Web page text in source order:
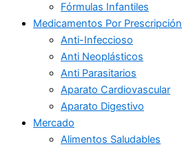
Fórmulas Infantiles
Medicamentos Por Prescripción
Anti-Infeccioso
Anti Neoplásticos
Anti Parasitarios
Aparato Cardiovascular
Aparato Digestivo
Mercado
Alimentos Saludables